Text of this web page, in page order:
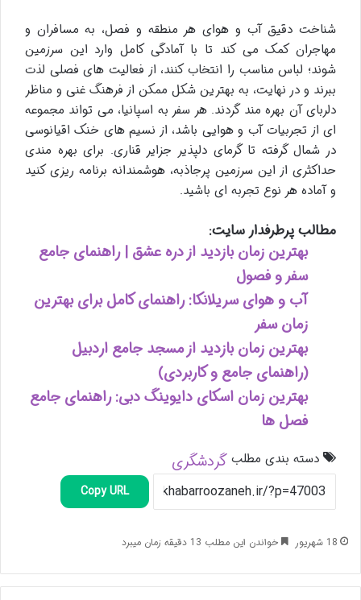
شناخت دقیق آب و هوای هر منطقه و فصل، به مسافران و
مهاجران کمک می کند تا با آمادگی کامل وارد این سرزمین
شوند؛ لباس مناسب را انتخاب کنند، از فعالیت های فصلی لذت
ببرند و در نهایت، به بهترین شکل ممکن از فرهنگ غنی و مناظر
دلربای آن بهره مند گردند. هر سفر به اسپانیا، می تواند مجموعه
ای از تجربیات آب و هوایی باشد، از نسیم های خنک اقیانوسی
در شمال گرفته تا گرمای دلپذیر جزایر قناری. برای بهره مندی
حداکثری از این سرزمین پرجاذبه، هوشمندانه برنامه ریزی کنید
و آماده هر نوع تجربه ای باشید.
مطالب پرطرفدار سایت:
بهترین زمان بازدید از دره عشق | راهنمای جامع
سفر و فصول
آب و هوای سریلانکا: راهنمای کامل برای بهترین
زمان سفر
بهترین زمان بازدید از مسجد جامع اردبیل
(راهنمای جامع و کاربردی)
بهترین زمان اسکای دایوینگ دبی: راهنمای جامع
فصل ها
دسته بندی مطلب گردشگری
Copy URL
18 شهریور خواندن این مطلب 13 دقیقه زمان میبرد